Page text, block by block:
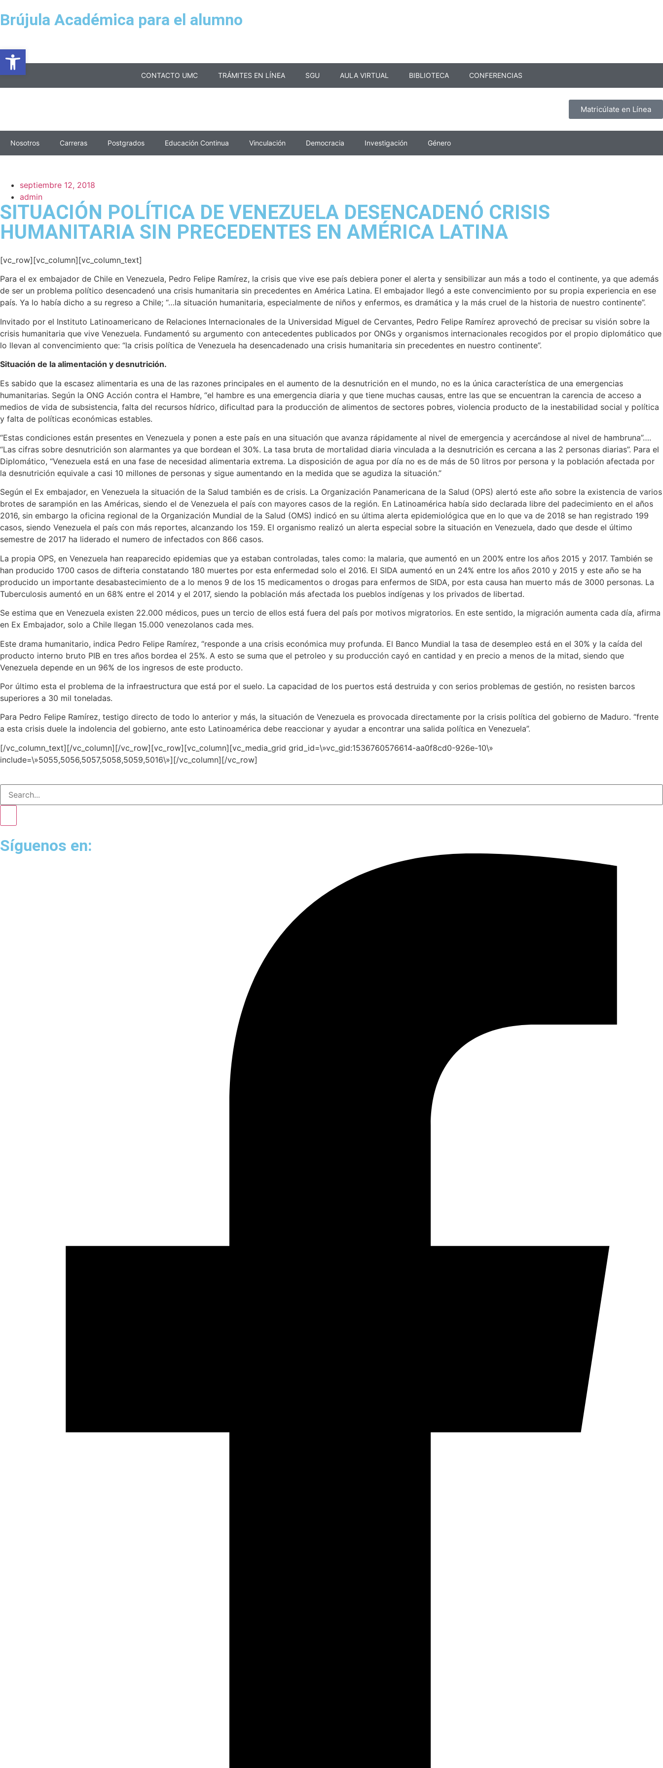
Brújula Académica para el alumno
CONTACTO UMC TRÁMITES EN LÍNEA SGU AULA VIRTUAL BIBLIOTECA CONFERENCIAS
Matricúlate en Línea
Nosotros Carreras Postgrados Educación Continua Vinculación Democracia Investigación Género
septiembre 12, 2018
admin
SITUACIÓN POLÍTICA DE VENEZUELA DESENCADENÓ CRISIS
HUMANITARIA SIN PRECEDENTES EN AMÉRICA LATINA
[vc_row][vc_column][vc_column_text]
Para el ex embajador de Chile en Venezuela, Pedro Felipe Ramírez, la crisis que vive ese país debiera poner el alerta y sensibilizar aun más a todo el continente, ya que además
de ser un problema político desencadenó una crisis humanitaria sin precedentes en América Latina. El embajador llegó a este convencimiento por su propia experiencia en ese
país. Ya lo había dicho a su regreso a Chile; “…la situación humanitaria, especialmente de niños y enfermos, es dramática y la más cruel de la historia de nuestro continente”.
Invitado por el Instituto Latinoamericano de Relaciones Internacionales de la Universidad Miguel de Cervantes, Pedro Felipe Ramírez aprovechó de precisar su visión sobre la
crisis humanitaria que vive Venezuela. Fundamentó su argumento con antecedentes publicados por ONGs y organismos internacionales recogidos por el propio diplomático que
lo llevan al convencimiento que: “la crisis política de Venezuela ha desencadenado una crisis humanitaria sin precedentes en nuestro continente”.
Situación de la alimentación y desnutrición.
Es sabido que la escasez alimentaria es una de las razones principales en el aumento de la desnutrición en el mundo, no es la única característica de una emergencias
humanitarias. Según la ONG Acción contra el Hambre, “el hambre es una emergencia diaria y que tiene muchas causas, entre las que se encuentran la carencia de acceso a
medios de vida de subsistencia, falta del recursos hídrico, dificultad para la producción de alimentos de sectores pobres, violencia producto de la inestabilidad social y política
y falta de políticas económicas estables.
“Estas condiciones están presentes en Venezuela y ponen a este país en una situación que avanza rápidamente al nivel de emergencia y acercándose al nivel de hambruna”….
“Las cifras sobre desnutrición son alarmantes ya que bordean el 30%. La tasa bruta de mortalidad diaria vinculada a la desnutrición es cercana a las 2 personas diarias”. Para el
Diplomático, “Venezuela está en una fase de necesidad alimentaria extrema. La disposición de agua por día no es de más de 50 litros por persona y la población afectada por
la desnutrición equivale a casi 10 millones de personas y sigue aumentando en la medida que se agudiza la situación.”
Según el Ex embajador, en Venezuela la situación de la Salud también es de crisis. La Organización Panamericana de la Salud (OPS) alertó este año sobre la existencia de varios
brotes de sarampión en las Américas, siendo el de Venezuela el país con mayores casos de la región. En Latinoamérica había sido declarada libre del padecimiento en el años
2016, sin embargo la oficina regional de la Organización Mundial de la Salud (OMS) indicó en su última alerta epidemiológica que en lo que va de 2018 se han registrado 199
casos, siendo Venezuela el país con más reportes, alcanzando los 159. El organismo realizó un alerta especial sobre la situación en Venezuela, dado que desde el último
semestre de 2017 ha liderado el numero de infectados con 866 casos.
La propia OPS, en Venezuela han reaparecido epidemias que ya estaban controladas, tales como: la malaria, que aumentó en un 200% entre los años 2015 y 2017. También se
han producido 1700 casos de difteria constatando 180 muertes por esta enfermedad solo el 2016. El SIDA aumentó en un 24% entre los años 2010 y 2015 y este año se ha
producido un importante desabastecimiento de a lo menos 9 de los 15 medicamentos o drogas para enfermos de SIDA, por esta causa han muerto más de 3000 personas. La
Tuberculosis aumentó en un 68% entre el 2014 y el 2017, siendo la población más afectada los pueblos indígenas y los privados de libertad.
Se estima que en Venezuela existen 22.000 médicos, pues un tercio de ellos está fuera del país por motivos migratorios. En este sentido, la migración aumenta cada día, afirma
en Ex Embajador, solo a Chile llegan 15.000 venezolanos cada mes.
Este drama humanitario, indica Pedro Felipe Ramírez, “responde a una crisis económica muy profunda. El Banco Mundial la tasa de desempleo está en el 30% y la caída del
producto interno bruto PIB en tres años bordea el 25%. A esto se suma que el petroleo y su producción cayó en cantidad y en precio a menos de la mitad, siendo que
Venezuela depende en un 96% de los ingresos de este producto.
Por último esta el problema de la infraestructura que está por el suelo. La capacidad de los puertos está destruida y con serios problemas de gestión, no resisten barcos
superiores a 30 mil toneladas.
Para Pedro Felipe Ramírez, testigo directo de todo lo anterior y más, la situación de Venezuela es provocada directamente por la crisis política del gobierno de Maduro. “frente
a esta crisis duele la indolencia del gobierno, ante esto Latinoamérica debe reaccionar y ayudar a encontrar una salida política en Venezuela”.
[/vc_column_text][/vc_column][/vc_row][vc_row][vc_column][vc_media_grid grid_id=\»vc_gid:1536760576614-aa0f8cd0-926e-10\»
include=\»5055,5056,5057,5058,5059,5016\»][/vc_column][/vc_row]
Síguenos en:
Abrir barra de herramientas